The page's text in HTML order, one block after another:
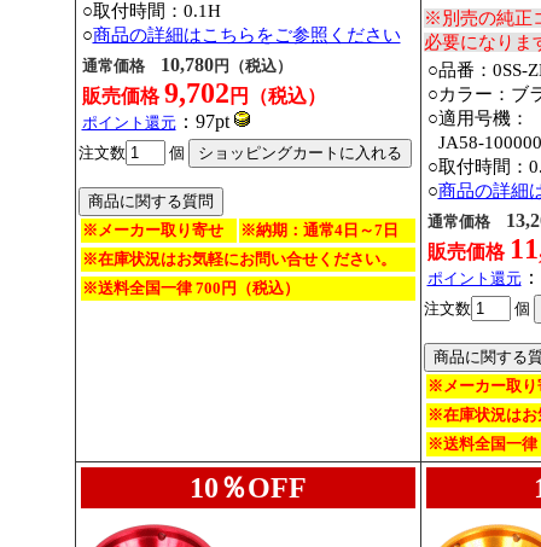
○取付時間：0.1H
○商品の詳細はこちらをご参照ください
通常価格 10,780円（税込）
販売価格9,702 円（税込）
ポイント還元：97pt
注文数 個
※メーカー取り寄せ
※納期：通常4日～7日
※在庫状況はお気軽にお問い合せください。
※送料全国一律 700円（税込）
※別売の純正
必要になりま
○品番：0SS-
○カラー：ブ
○適用号機：
JA58-
○取付時間：
○商品の詳細
通常価格
販売価格
ポイント還元
注文数 個
※メーカー取り
※在庫状況はお
※送料全国一律
10％OFF